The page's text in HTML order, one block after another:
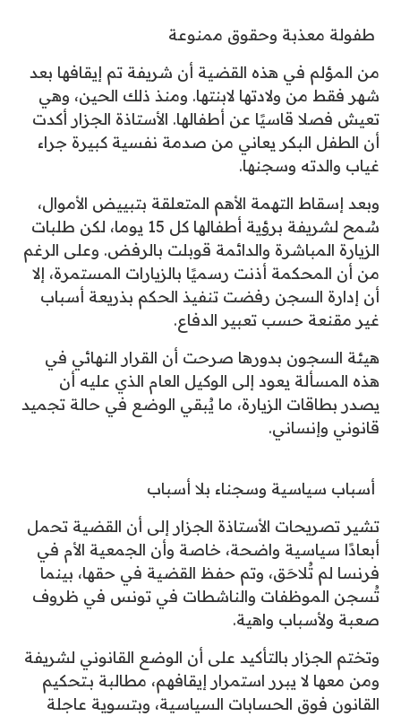
طفولة معذبة وحقوق ممنوعة
من المؤلم في هذه القضية أن شريفة تم إيقافها بعد
شهر فقط من ولادتها لابنتها. ومنذ ذلك الحين، وهي
تعيش فصلا قاسيًا عن أطفالها. الأستاذة الجزار أكدت
أن الطفل البكر يعاني من صدمة نفسية كبيرة جراء
غياب والدته وسجنها.
وبعد إسقاط التهمة الأهم المتعلقة بتبييض الأموال،
سُمح لشريفة برؤية أطفالها كل 15 يوما، لكن طلبات
الزيارة المباشرة والدائمة قوبلت بالرفض. وعلى الرغم
من أن المحكمة أذنت رسميًا بالزيارات المستمرة، إلا
أن إدارة السجن رفضت تنفيذ الحكم بذريعة أسباب
غير مقنعة حسب تعبير الدفاع.
هيئة السجون بدورها صرحت أن القرار النهائي في
هذه المسألة يعود إلى الوكيل العام الذي عليه أن
يصدر بطاقات الزيارة، ما يُبقي الوضع في حالة تجميد
قانوني وإنساني.
أسباب سياسية وسجناء بلا أسباب
تشير تصريحات الأستاذة الجزار إلى أن القضية تحمل
أبعادًا سياسية واضحة، خاصة وأن الجمعية الأم في
فرنسا لم تُلاحَق، وتم حفظ القضية في حقها، بينما
تُسجن الموظفات والناشطات في تونس في ظروف
صعبة ولأسباب واهية.
وتختم الجزار بالتأكيد على أن الوضع القانوني لشريفة
ومن معها لا يبرر استمرار إيقافهم، مطالبة بـتحكيم
القانون فوق الحسابات السياسية، وبتسوية عاجلة